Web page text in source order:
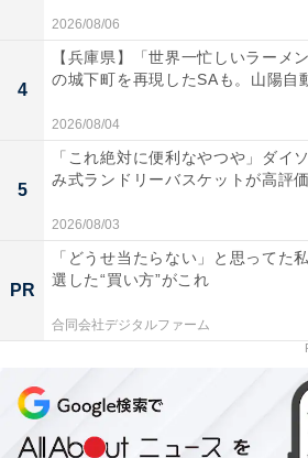
絵本のような感覚で最後まで飽きずに楽しめる
・えんぴつが不要で楽しめる
そしてなにより、えんぴつが不要
に用意されているので、お出かけ
もこの本だけで楽しむことができま
2026/08/06
4
【兵庫県】「世界一忙しいラーメ
の城下町を再現したSAも。山陽自
2026/08/04
5
「これ絶対に便利なやつや」ダイ
み式ランドリーバスケットが高評
2026/08/03
PR
「どうせ当たらない」と思ってた
選した“買い方”がこれ
合同会社デジタルファーム